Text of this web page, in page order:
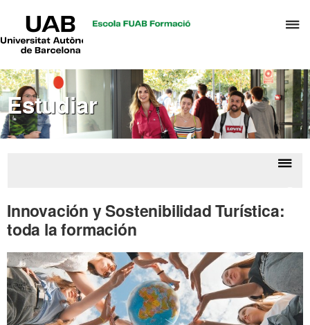
el
Universitat
Barcelona
Estudiar
Innovación y Sostenibilidad Turística:
toda la formación